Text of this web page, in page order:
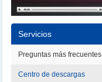
Servicios
Preguntas más frecuentes
Centro de descargas